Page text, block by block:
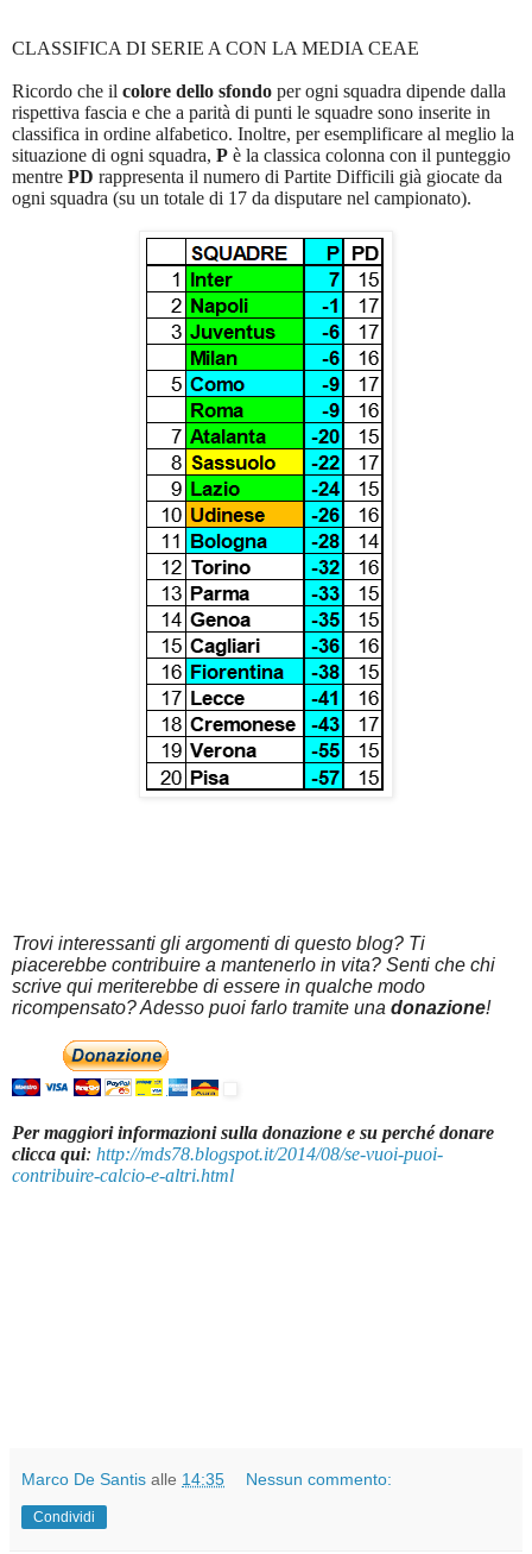
CLASSIFICA DI SERIE A CON LA MEDIA CEAE
Ricordo che il colore dello sfondo per ogni squadra dipende dalla
rispettiva fascia e che a parità di punti le squadre sono inserite in
classifica in ordine alfabetico. Inoltre, per esemplificare al meglio la
situazione di ogni squadra, P è la classica colonna con il punteggio
mentre PD rappresenta il numero di Partite Difficili già giocate da
ogni squadra (su un totale di 17 da disputare nel campionato).
Trovi interessanti gli argomenti di questo blog? Ti
piacerebbe contribuire a mantenerlo in vita? Senti che chi
scrive qui meriterebbe di essere in qualche modo
ricompensato? Adesso puoi farlo tramite una donazione!
Per maggiori informazioni sulla donazione e su perché donare
clicca qui: http://mds78.blogspot.it/2014/08/se-vuoi-puoi-
contribuire-calcio-e-altri.html
Marco De Santis alle 14:35 Nessun commento:
Condividi